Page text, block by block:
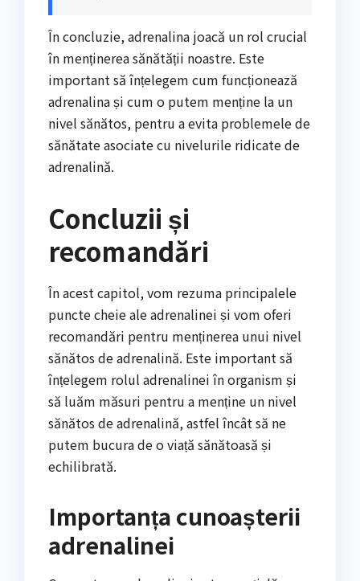
În concluzie, adrenalina joacă un rol crucial
în menținerea sănătății noastre. Este
important să înțelegem cum funcționează
adrenalina și cum o putem menține la un
nivel sănătos, pentru a evita problemele de
sănătate asociate cu nivelurile ridicate de
adrenalină.
Concluzii și
recomandări
În acest capitol, vom rezuma principalele
puncte cheie ale adrenalinei și vom oferi
recomandări pentru menținerea unui nivel
sănătos de adrenalină. Este important să
înțelegem rolul adrenalinei în organism și
să luăm măsuri pentru a menține un nivel
sănătos de adrenalină, astfel încât să ne
putem bucura de o viață sănătoasă și
echilibrată.
Importanța cunoașterii
adrenalinei